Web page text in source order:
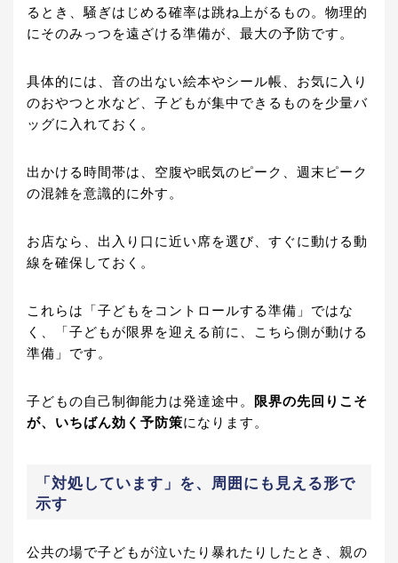
るとき、騒ぎはじめる確率は跳ね上がるもの。物理的
にそのみっつを遠ざける準備が、最大の予防です。
具体的には、音の出ない絵本やシール帳、お気に入り
のおやつと水など、子どもが集中できるものを少量バ
ッグに入れておく。
出かける時間帯は、空腹や眠気のピーク、週末ピーク
の混雑を意識的に外す。
お店なら、出入り口に近い席を選び、すぐに動ける動
線を確保しておく。
これらは「子どもをコントロールする準備」ではな
く、「子どもが限界を迎える前に、こちら側が動ける
準備」です。
子どもの自己制御能力は発達途中。
限界の先回りこそ
が、いちばん効く予防策になります。
「対処しています」を、周囲にも見える形で
示す
公共の場で子どもが泣いたり暴れたりしたとき、親の